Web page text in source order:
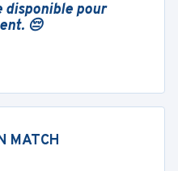
disponible pour
😔
MATCH